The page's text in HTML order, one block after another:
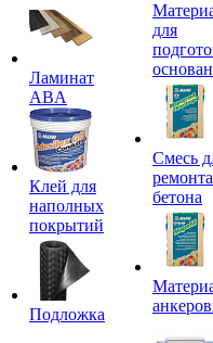
Ламинат
ABA
Клей для
наполных
покрытий
Подложка
для
Смесь
ремонта
бетона